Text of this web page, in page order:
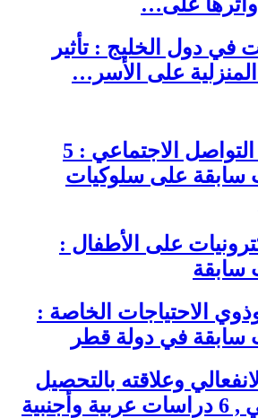
وأثرها على…
في دول الخليج : تأثير
المنزلية على الأسر…
شبكات التواصل الاجتماعي : 5
سابقة على سلوكيات
على الأطفال :
سابقة
وذوي الاحتياجات الخاصة :
سابقة في دولة قطر
وعلاقته بالتحصيل